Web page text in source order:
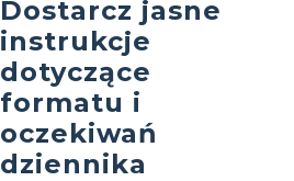
Dostarcz jasne
instrukcje
dotyczące
formatu i
oczekiwań
dziennika